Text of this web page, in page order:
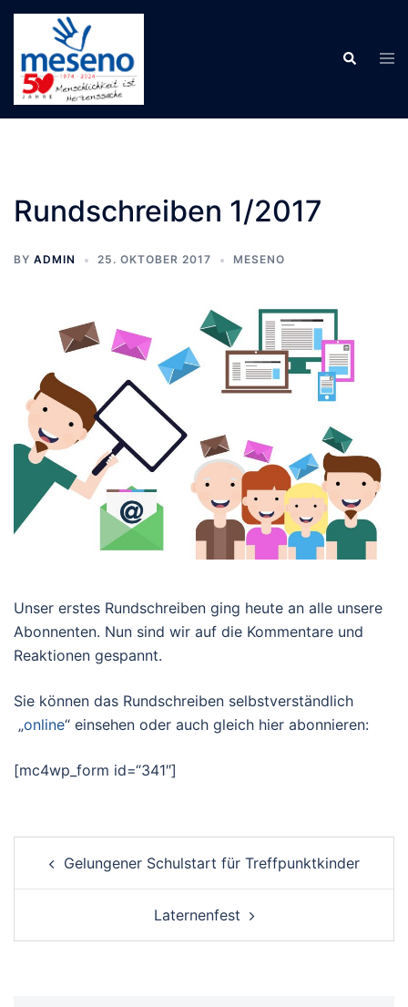
Skip
content
Search
Rundschreiben 1/2017
BY ADMIN 25. OKTOBER 2017 MESENO
Unser erstes Rundschreiben ging heute an alle unsere
Abonnenten. Nun sind wir auf die Kommentare und
Reaktionen gespannt.
Sie können das Rundschreiben selbstverständlich
„online“ einsehen oder auch gleich hier abonnieren:
[mc4wp_form id=“341″]
navigation
Gelungener Schulstart für Treffpunktkinder
Laternenfest